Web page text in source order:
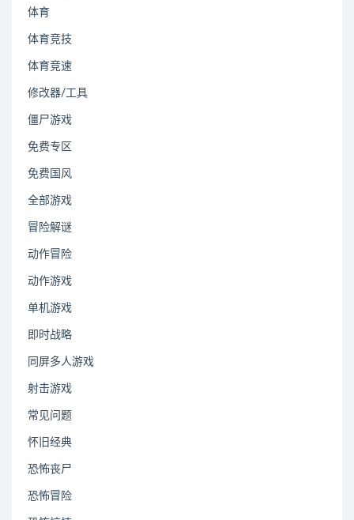
体育
体育竞技
体育竞速
修改器/工具
僵尸游戏
免费专区
免费国风
全部游戏
冒险解谜
动作冒险
动作游戏
单机游戏
即时战略
同屏多人游戏
射击游戏
常见问题
怀旧经典
恐怖丧尸
恐怖冒险